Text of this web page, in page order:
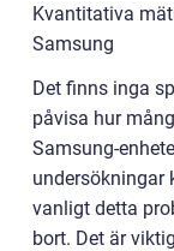
Kvantitativa
Samsung
Det finns inga
påvisa hur
Samsung-
undersökningar
vanligt detta
bort. Det är